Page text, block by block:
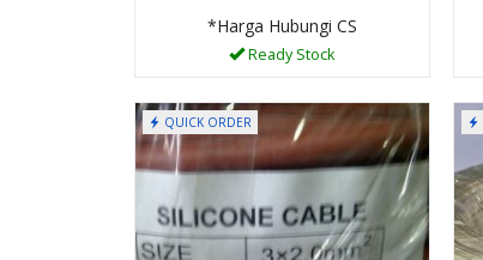
*Harga Hubungi CS
Ready Stock
QUICK ORDER